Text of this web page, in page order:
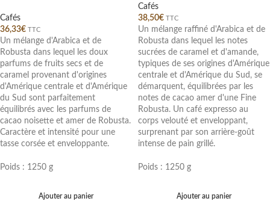
Cafés
36,33€ TTC
Un mélange d'Arabica et de
Robusta dans lequel les doux
parfums de fruits secs et de
caramel provenant d'origines
d'Amérique centrale et d'Amérique
du Sud sont parfaitement
équilibrés avec les parfums de
cacao noisette et amer de Robusta.
Caractère et intensité pour une
tasse corsée et enveloppante.
Poids : 1250 g
Ajouter au panier
Cafés
38,50€ TTC
Un mélange raffiné d'Arabica et de
Robusta dans lequel les notes
sucrées de caramel et d'amande,
typiques de ses origines d'Amérique
centrale et d'Amérique du Sud, se
démarquent, équilibrées par les
notes de cacao amer d'une Fine
Robusta. Un café expresso au
corps velouté et enveloppant,
surprenant par son arrière-goût
intense de pain grillé.
Poids : 1250 g
Ajouter au panier